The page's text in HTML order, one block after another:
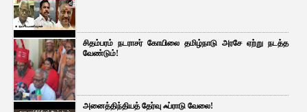
சிதம்பரம் நடராசர் கோயிலை தமிழ்நாடு அரசே ஏற்று நடத்த
வேண்டும்!
அனைத்திந்தியத் தேர்வு ஃப்ராடு வேலை!